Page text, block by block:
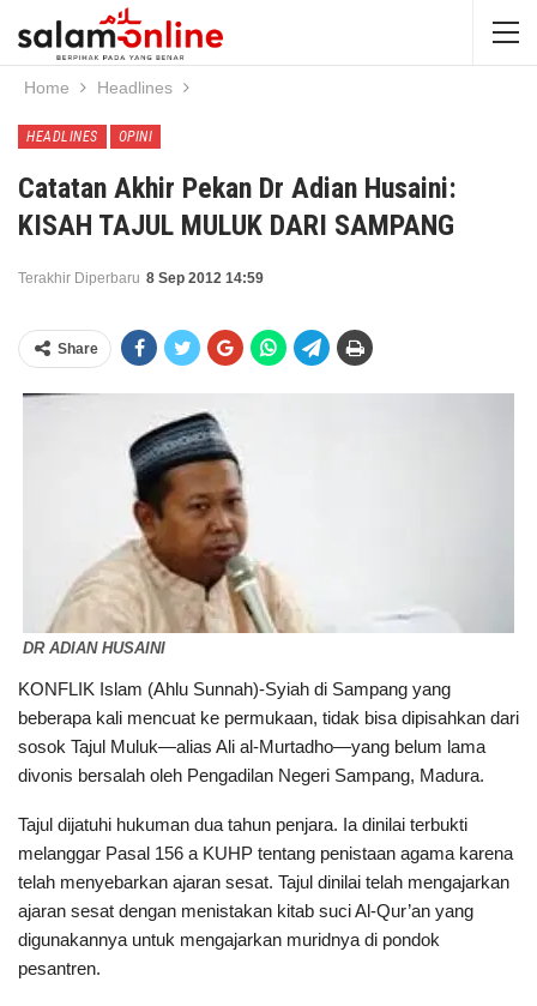
Home Headlines
HEADLINES OPINI
Catatan Akhir Pekan Dr Adian Husaini:
KISAH TAJUL MULUK DARI SAMPANG
Terakhir Diperbaru 8 Sep 2012 14:59
Share
DR ADIAN HUSAINI
KONFLIK Islam (Ahlu Sunnah)-Syiah di Sampang yang
beberapa kali mencuat ke permukaan, tidak bisa dipisahkan dari
sosok Tajul Muluk—alias Ali al-Murtadho—yang belum lama
divonis bersalah oleh Pengadilan Negeri Sampang, Madura.
Tajul dijatuhi hukuman dua tahun penjara. Ia dinilai terbukti
melanggar Pasal 156 a KUHP tentang penistaan agama karena
telah menyebarkan ajaran sesat. Tajul dinilai telah mengajarkan
ajaran sesat dengan menistakan kitab suci Al-Qur’an yang
digunakannya untuk mengajarkan muridnya di pondok
pesantren.